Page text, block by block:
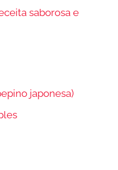
saborosa e
japonesa)